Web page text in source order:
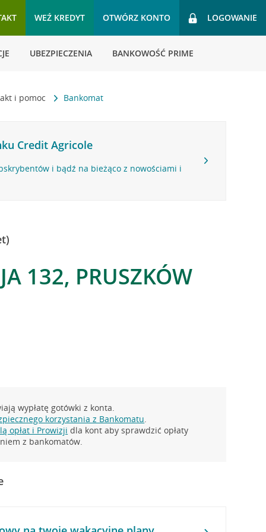
WEŹ KREDYT OTWÓRZ KONTO LOGOWANIE
UBEZPIECZENIA BANKOWOŚĆ PRIME
i pomoc Bankomat
Credit Agricole
i bądź na bieżąco z nowościami i
132, PRUSZKÓW
wypłatę gotówki z konta.
korzystania z Bankomatu.
opłat i Prowizji dla kont aby sprawdzić opłaty
z bankomatów.